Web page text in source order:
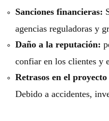
Sanciones financieras:
agencias reguladoras y
Daño a la reputación:
confiar en los clientes y
Retrasos en el
Debido a accidentes,